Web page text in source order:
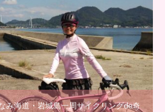
み海道・岩城島一周サイクリングde奇